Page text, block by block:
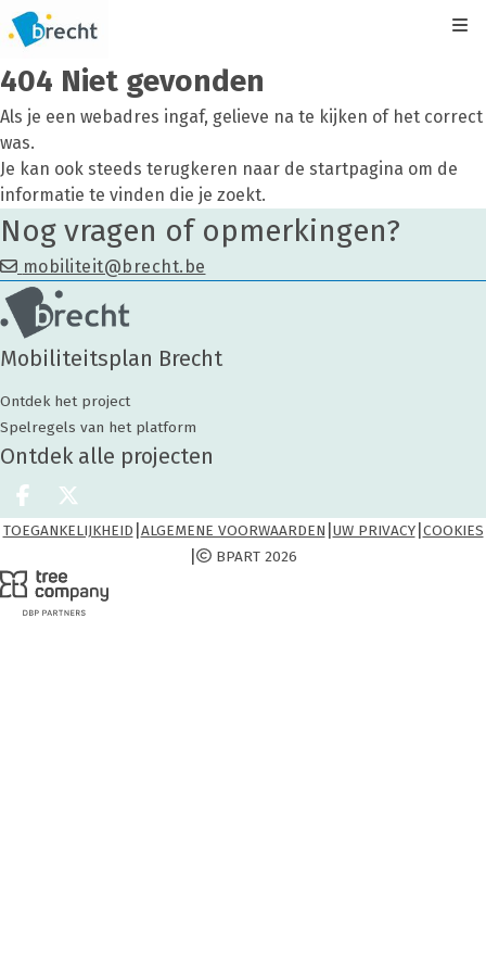
404 Niet gevonden
Als je een webadres ingaf, gelieve na te kijken of het correct
was.
Je kan ook steeds terugkeren naar de startpagina om de
informatie te vinden die je zoekt.
Nog vragen of opmerkingen?
mobiliteit@brecht.be
Mobiliteitsplan Brecht
Ontdek het project
Spelregels van het platform
Ontdek alle projecten
Deel op facebook
Deel op X
TOEGANKELIJKHEID ALGEMENE VOORWAARDEN UW PRIVACY| COOKIES
| BPART 2026